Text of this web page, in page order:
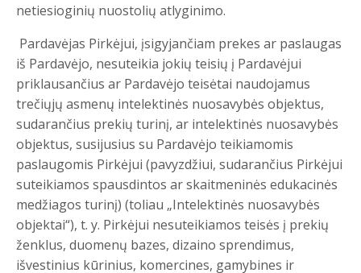
netiesioginių nuostolių atlyginimo.
Pardavėjas Pirkėjui, įsigyjančiam prekes ar paslaugas
iš Pardavėjo, nesuteikia jokių teisių į Pardavėjui
priklausančius ar Pardavėjo teisėtai naudojamus
trečiųjų asmenų intelektinės nuosavybės objektus,
sudarančius prekių turinį, ar intelektinės nuosavybės
objektus, susijusius su Pardavėjo teikiamomis
paslaugomis Pirkėjui (pavyzdžiui, sudarančius Pirkėjui
suteikiamos spausdintos ar skaitmeninės edukacinės
medžiagos turinį) (toliau „Intelektinės nuosavybės
objektai“), t. y. Pirkėjui nesuteikiamos teisės į prekių
ženklus, duomenų bazes, dizaino sprendimus,
išvestinius kūrinius, komercines, gamybines ir